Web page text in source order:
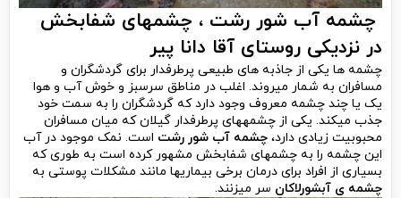
چشمه آب شور رشت ، چشمه­ای شفابخش
در نزدیکی روستای آقا دانا پیر
چشمه­ ها یکی از جاذبه ­های طبیعی پرطرفدار برای گردشگران و
مسافران به شمار می­روند. اغلب در مناطق سرسبز و خوش آب و هوا
یک یا چند چشمه معروف وجود دارد که گردشگران را به سمت خود
جذب می­کند. یکی از چشمه­های پرطرفدار گیلان که میان مسافران
محبوبیت زیادی دارد، چشمه آب شور رشت است. نمک موجود در آب
این چشمه را به چشمه­ای شفابخش مشهور کرده است به طوری که
بسیاری از افراد برای درمان برخی بیماری­ها مانند مشکلات پوستی به
چشمه ی آبشورلاکان سر می­زنند.